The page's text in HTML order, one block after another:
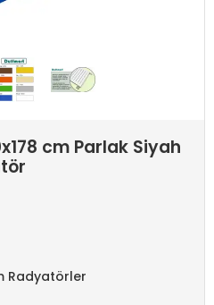
cm Parlak Siyah
Radyatörler